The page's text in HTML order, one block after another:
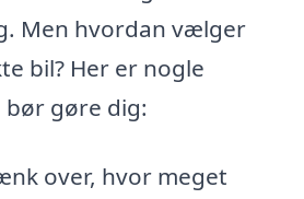
Men hvordan vælger
bil? Her er nogle
bør gøre dig:
over, hvor meget